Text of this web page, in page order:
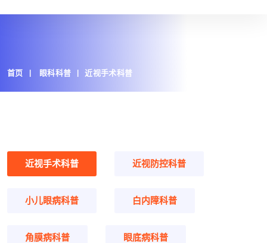
首页 眼科科普 近视手术科普
近视手术科普 近视防控科普
小儿眼病科普 白内障科普
角膜病科普 眼底病科普